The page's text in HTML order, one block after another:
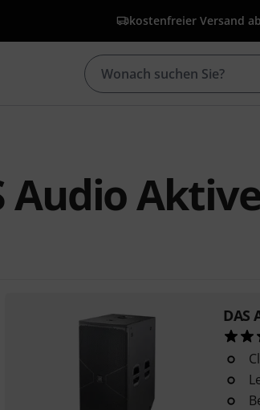
kostenfreier Versand
Audio
DAS